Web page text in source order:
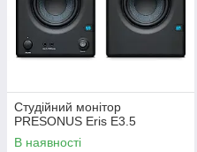
Студійний монітор
PRESONUS Eris E3.5
В наявності